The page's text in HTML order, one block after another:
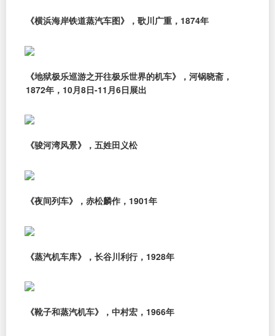
《横浜海岸铁道蒸汽车图》，歌川广重，1874年
《地狱极乐巡游之开往极乐世界的机车》，河锅晓斋，
1872年，10月8日-11月6日展出
《骏河湾风景》，五姓田义松
《夜间列车》，赤松麟作，1901年
《蒸汽机车库》，长谷川利行，1928年
《靴子和蒸汽机车》，中村宏，1966年